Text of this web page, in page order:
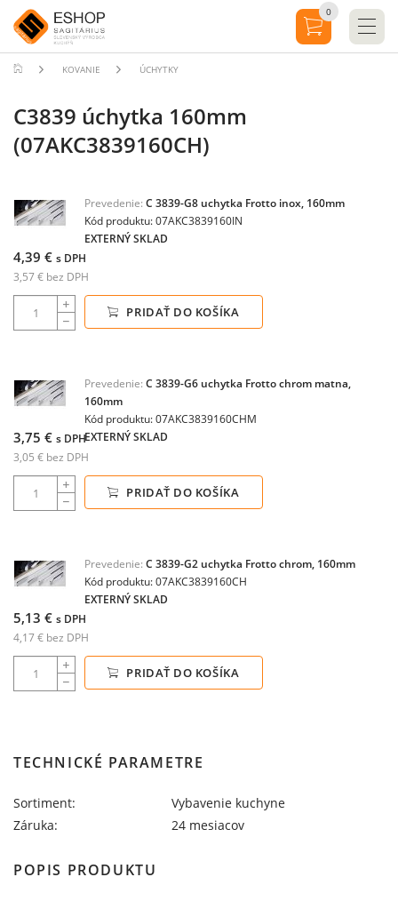
KOVANIE ÚCHYTKY
C3839 úchytka 160mm
(07AKC3839160CH)
Prevedenie: C 3839-G8 uchytka Frotto inox, 160mm
Kód produktu: 07AKC3839160IN
EXTERNÝ SKLAD
4,39 € s DPH
3,57 € bez DPH
PRIDAŤ DO KOŠÍKA
Prevedenie: C 3839-G6 uchytka Frotto chrom matna,
160mm
Kód produktu: 07AKC3839160CHM
EXTERNÝ SKLAD
3,75 € s DPH
3,05 € bez DPH
PRIDAŤ DO KOŠÍKA
Prevedenie: C 3839-G2 uchytka Frotto chrom, 160mm
Kód produktu: 07AKC3839160CH
EXTERNÝ SKLAD
5,13 € s DPH
4,17 € bez DPH
PRIDAŤ DO KOŠÍKA
TECHNICKÉ PARAMETRE
Sortiment:
Vybavenie kuchyne
Záruka:
24 mesiacov
POPIS PRODUKTU
0